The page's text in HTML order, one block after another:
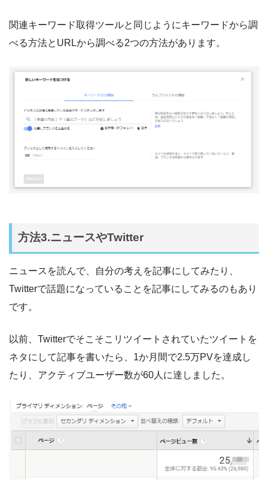
関連キーワード取得ツールと同じようにキーワードから調
べる方法とURLから調べる2つの方法があります。
方法3.ニュースやTwitter
ニュースを読んで、自分の考えを記事にしてみたり、
Twitterで話題になっていることを記事にしてみるのもあり
です。
以前、Twitterでそこそこリツイートされていたツイートを
ネタにして記事を書いたら、1か月間で2.5万PVを達成し
たり、アクティブユーザー数が60人に達しました。